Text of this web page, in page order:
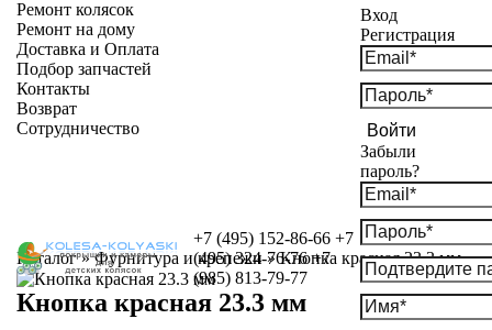
+7 (495) 152-86-66 +7
(495) 324-76-76 +7
(985) 813-79-77
Вход
Регистрация
Войти
Забыли
пароль?
Ремонт колясок
Ремонт на дому
Доставка и Оплата
Подбор запчастей
Контакты
Возврат
Сотрудничество
Каталог»Фурнитура и крепежи»Кнопка красная 23.3 мм
Кнопка красная 23.3 мм